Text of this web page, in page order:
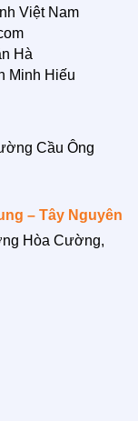
Việt Nam
Hà
Minh Hiếu
Cầu Ông
– Tây Nguyên
Hòa Cường,